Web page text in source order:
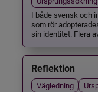
I både svensk och
som rör
sin identitet. Flera
Reflektion
Vägledning